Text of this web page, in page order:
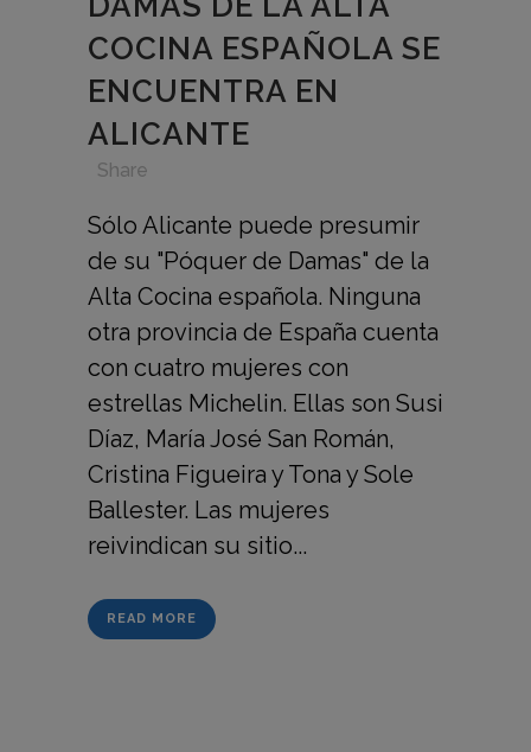
COCINA ESPAÑOLA SE
ENCUENTRA EN
ALICANTE
Share
Sólo Alicante puede presumir
de su "Póquer de Damas" de la
Alta Cocina española. Ninguna
otra provincia de España cuenta
con cuatro mujeres con
estrellas Michelin. Ellas son Susi
Díaz, María José San Román,
Cristina Figueira y Tona y Sole
Ballester. Las mujeres
reivindican su sitio...
READ MORE